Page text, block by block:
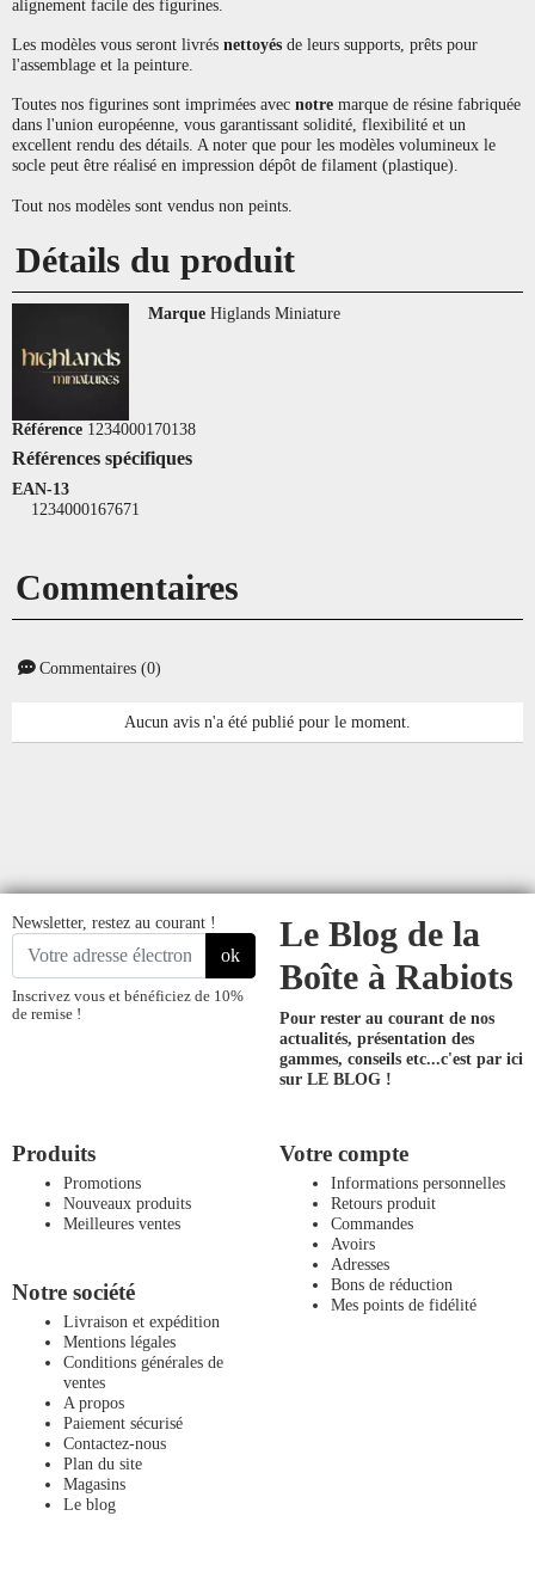
alignement facile des figurines.
Les modèles vous seront livrés nettoyés de leurs supports, prêts pour
l'assemblage et la peinture.
Toutes nos figurines sont imprimées avec notre marque de résine fabriquée
dans l'union européenne, vous garantissant solidité, flexibilité et un
excellent rendu des détails. A noter que pour les modèles volumineux le
socle peut être réalisé en impression dépôt de filament (plastique).
Tout nos modèles sont vendus non peints.
Détails du produit
Marque Higlands Miniature
Référence 1234000170138
Références spécifiques
EAN-13
1234000167671
Commentaires
Commentaires (0)
Aucun avis n'a été publié pour le moment.
Newsletter, restez au courant !
ok
Inscrivez vous et bénéficiez de 10%
de remise !
Le Blog de la
Boîte à Rabiots
Pour rester au courant de nos
actualités, présentation des
gammes, conseils etc...c'est par ici
sur LE BLOG !
Produits
Promotions
Nouveaux produits
Meilleures ventes
Notre société
Livraison et expédition
Mentions légales
Conditions générales de
ventes
A propos
Paiement sécurisé
Contactez-nous
Plan du site
Magasins
Le blog
Votre compte
Informations personnelles
Retours produit
Commandes
Avoirs
Adresses
Bons de réduction
Mes points de fidélité